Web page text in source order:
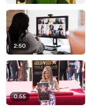
2:50
0:55